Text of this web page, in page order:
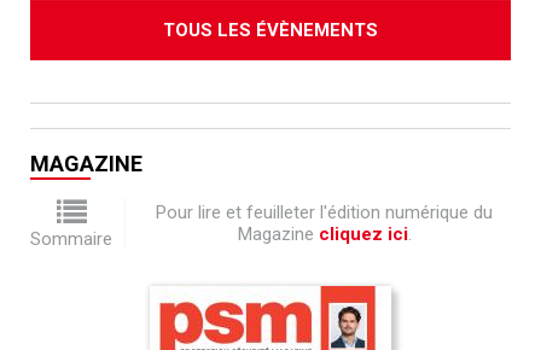
TOUS LES ÉVÈNEMENTS
MAGAZINE
Sommaire
Pour lire et feuilleter l'édition numérique du
Magazine cliquez ici.